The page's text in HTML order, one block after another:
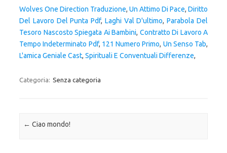
Wolves One Direction Traduzione, Un Attimo Di Pace, Diritto
Del Lavoro Del Punta Pdf, Laghi Val D'ultimo,Parabola Del
Tesoro Nascosto Spiegata Ai Bambini, Contratto Di Lavoro A
Tempo Indeterminato Pdf, 121 Numero Primo, Un Senso Tab,
L'amica Geniale Cast, Spirituali E Conventuali Differenze,
Categoria: Senza categoria
Navigazione articolo
← Ciao mondo!